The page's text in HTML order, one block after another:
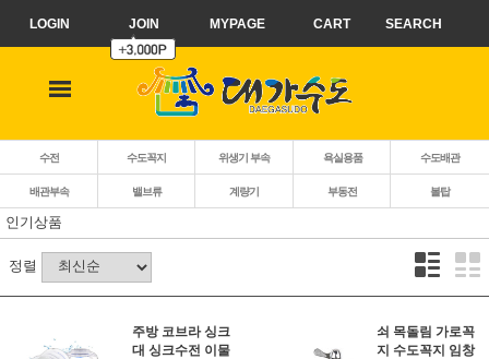
LOGIN JOIN MYPAGE CART SEARCH
수전 수도꼭지 위생기 부속 욕실용품 수도배관
배관부속 밸브류 계량기 부동전
볼탑
인기상품
정렬
주방 코브라 싱크
대 싱크수전 이물
쇠 목돌림 가로꼭
지 수도꼭지 임창